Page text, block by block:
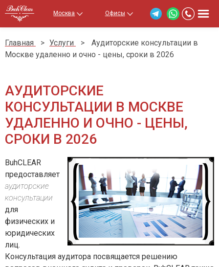
Москва Офисы
Главная > Услуги >
Аудиторские консультации в
Москве удаленно и очно - цены, сроки в 2026
АУДИТОРСКИЕ
КОНСУЛЬТАЦИИ В МОСКВЕ
УДАЛЕННО И ОЧНО - ЦЕНЫ,
СРОКИ В 2026
BuhCLEAR
предоставляет
аудиторские
консультации
для
физических и
юридических
лиц.
Консультация аудитора посвящается решению